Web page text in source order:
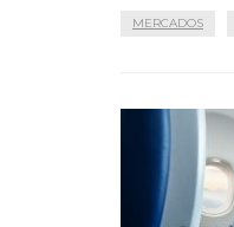
MERCADOS